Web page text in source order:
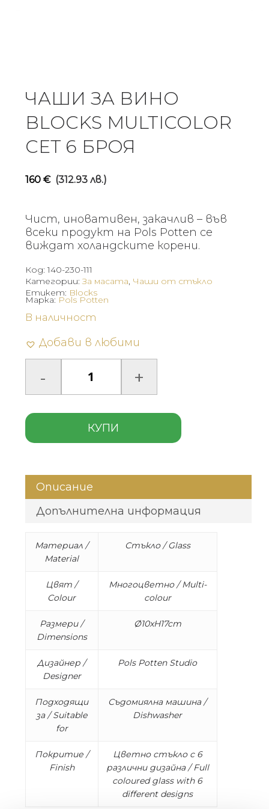
ЧАШИ ЗА ВИНО
BLOCKS MULTICOLOR
СЕТ 6 БРОЯ
160 € (312.93 лв.)
Чист, иновативен, закачлив – във
всеки продукт на Pols Potten се
виждат холандските корени.
Код:140-230-111
Категории:За масата, Чаши от стъкло
Етикет: Blocks
В наличност
Добави в любими
КУПИ
Марка: Pols Potten
Описание
Допълнителна информация
Материал /
Material
Стъкло / Glass
Цвят /
Colour
Многоцветно / Multi-
colour
Размери /
Dimensions
Ø10xH17cm
Дизайнер /
Designer
Pols Potten Studio
Подходящи
за / Suitable
for
Съдомиялна машина /
Dishwasher
Покритие /
Finish
Цветно стъкло с 6
различни дизайна / Full
coloured glass with 6
different designs